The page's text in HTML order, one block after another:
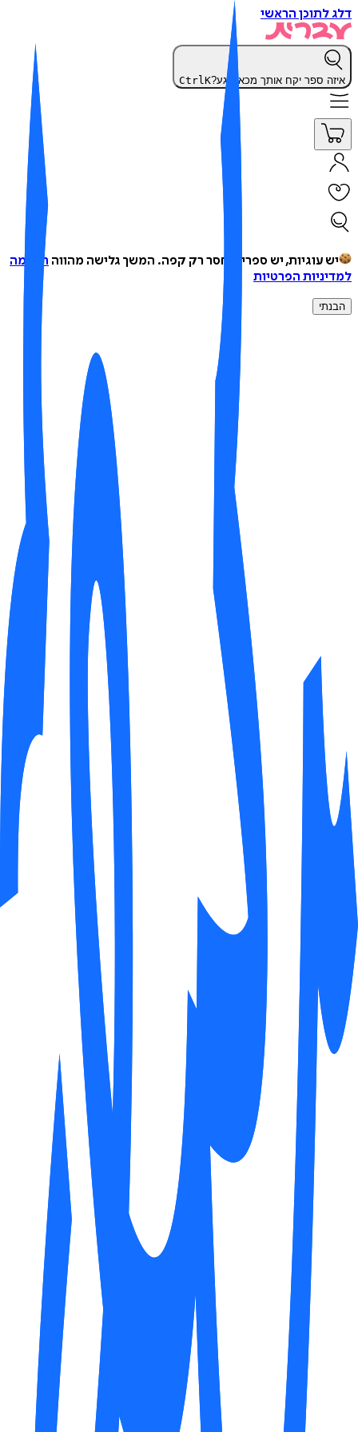
לתוכן הראשי
ספר יקח אותך מכאן רגע? CtrlK
יש עוגיות, יש ספרים, חסר רק קפה.המשך גלישה מהווההסכמה
הפרטיות